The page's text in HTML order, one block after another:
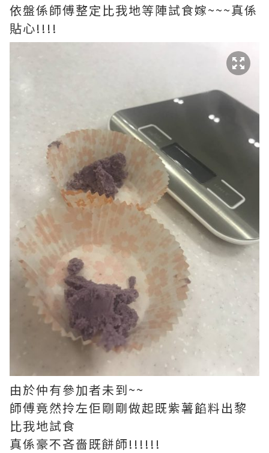
依盤係師傅整定比我地等陣試食嫁~~~真係
貼心!!!!
由於仲有參加者未到~~
師傅竟然拎左佢剛剛做起既紫薯餡料出黎
比我地試食
真係豪不吝嗇既餅師!!!!!!